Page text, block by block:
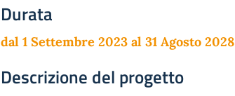
Durata
dal 1 Settembre 2023 al 31 Agosto 2028
Descrizione del progetto